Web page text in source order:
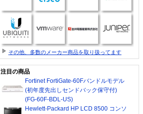
その他、多数のメーカー商品を取り扱ってます
注目の商品
Fortinet FortiGate-60Fバンドルモデル
(初年度先出しセンドバック保守付)
(FG-60F-BDL-US)
Hewlett-Packard HP LCD 8500 コンソ